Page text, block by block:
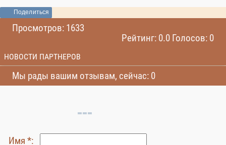
Поделиться
Просмотров: 1633
Рейтинг: 0.0 Голосов: 0
НОВОСТИ ПАРТНЕРОВ
Мы рады вашим отзывам, сейчас: 0
Имя *: